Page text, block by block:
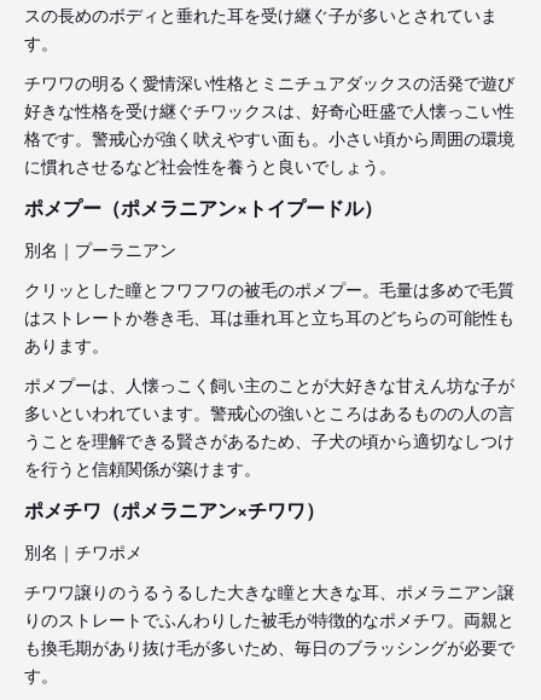
スの長めのボディと垂れた耳を受け継ぐ子が多いとされていま
す。
チワワの明るく愛情深い性格とミニチュアダックスの活発で遊び
好きな性格を受け継ぐチワックスは、好奇心旺盛で人懐っこい性
格です。警戒心が強く吠えやすい面も。小さい頃から周囲の環境
に慣れさせるなど社会性を養うと良いでしょう。
ポメプー（ポメラニアン×トイプードル）
別名｜プーラニアン
クリッとした瞳とフワフワの被毛のポメプー。毛量は多めで毛質
はストレートか巻き毛、耳は垂れ耳と立ち耳のどちらの可能性も
あります。
ポメプーは、人懐っこく飼い主のことが大好きな甘えん坊な子が
多いといわれています。警戒心の強いところはあるものの人の言
うことを理解できる賢さがあるため、子犬の頃から適切なしつけ
を行うと信頼関係が築けます。
ポメチワ（ポメラニアン×チワワ）
別名｜チワポメ
チワワ譲りのうるうるした大きな瞳と大きな耳、ポメラニアン譲
りのストレートでふんわりした被毛が特徴的なポメチワ。両親と
も換毛期があり抜け毛が多いため、毎日のブラッシングが必要で
す。